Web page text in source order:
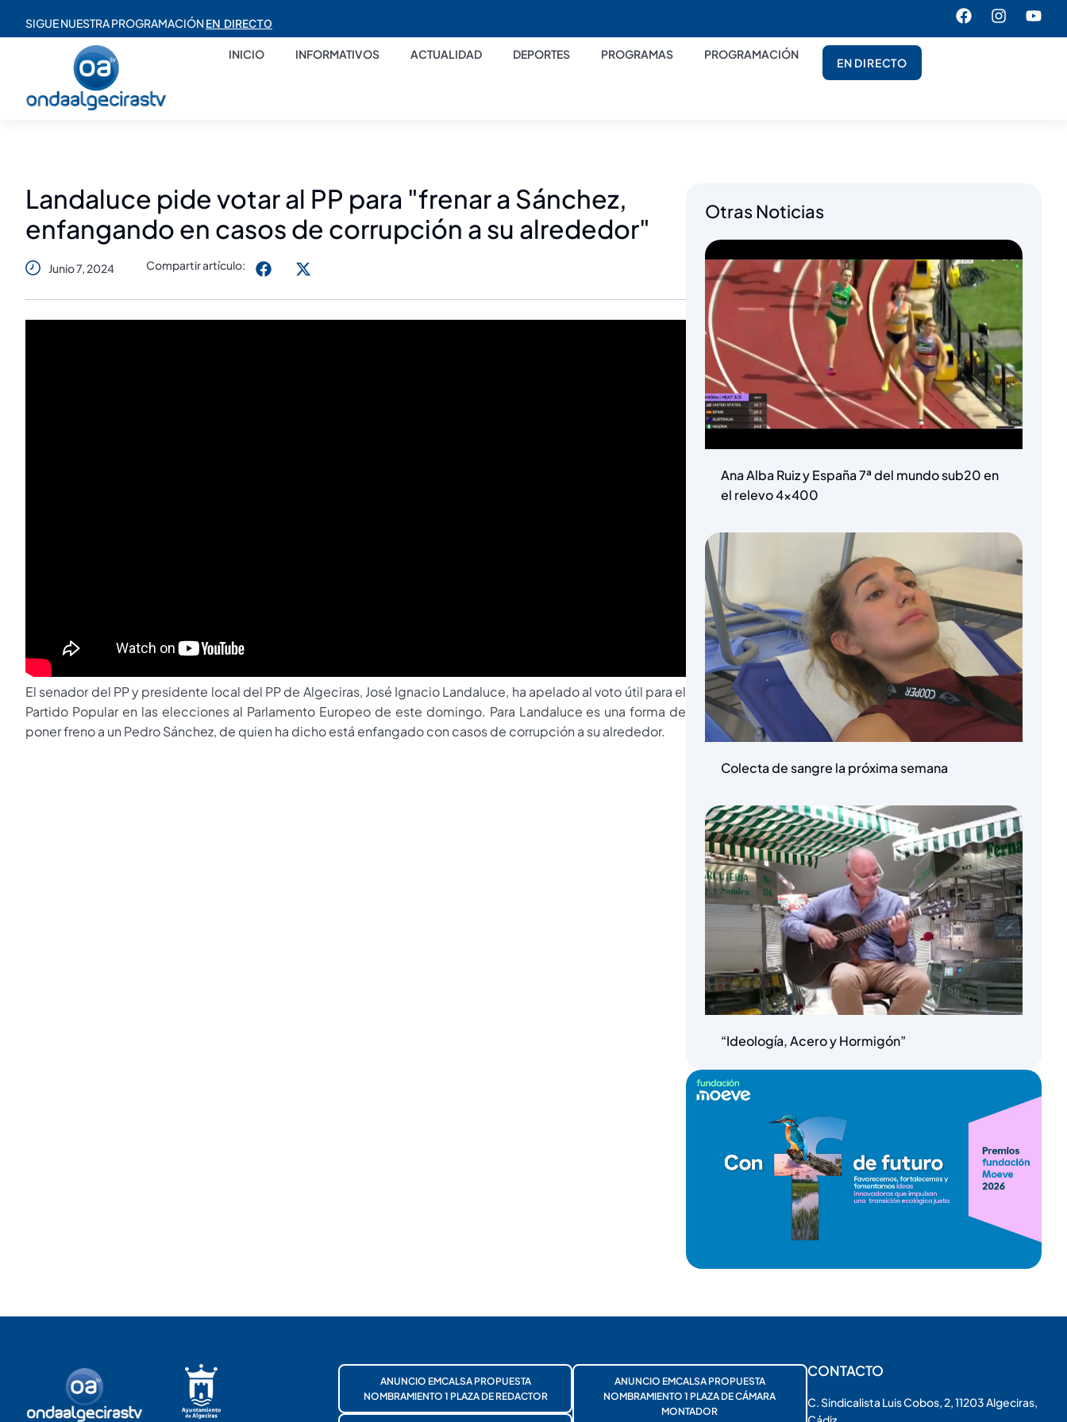
SIGUE NUESTRA PROGRAMACIÓNEN DIRECTO
INICIO INFORMATIVOS ACTUALIDAD DEPORTES PROGRAMAS PROGRAMACIÓN
EN DIRECTO
Landaluce pide votar al PP para "frenar a Sánchez,
enfangando en casos de corrupción a su alrededor"
Junio 7, 2024 Compartir artículo:
El senador del PP y presidente local del PP de Algeciras, José Ignacio Landaluce, ha apelado al voto útil para el
Partido Popular en las elecciones al Parlamento Europeo de este domingo. Para Landaluce es una forma de
poner freno a un Pedro Sánchez, de quien ha dicho está enfangado con casos de corrupción a su alrededor.
Otras Noticias
Ana Alba Ruiz y España 7ª del mundo sub20 en
el relevo 4×400
Colecta de sangre la próxima semana
“Ideología, Acero y Hormigón”
ANUNCIO EMCALSA PROPUESTA
NOMBRAMIENTO 1 PLAZA DE REDACTOR
ANUNCIO EMCALSA PROPUESTA
NOMBRAMIENTO 1 PLAZA DE CÁMARA
MONTADOR
CONTACTO
C. Sindicalista Luis Cobos, 2, 11203 Algeciras,